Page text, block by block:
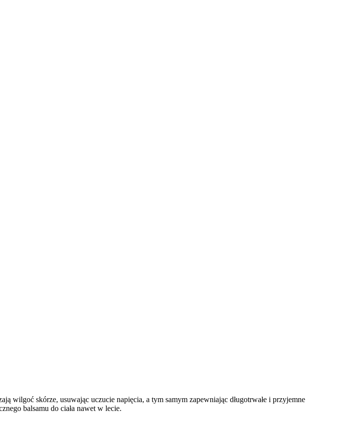
wilgoć skórze, usuwając uczucie napięcia, a tym samym zapewniając długotrwałe i przyjemne
balsamu do ciała nawet w lecie.